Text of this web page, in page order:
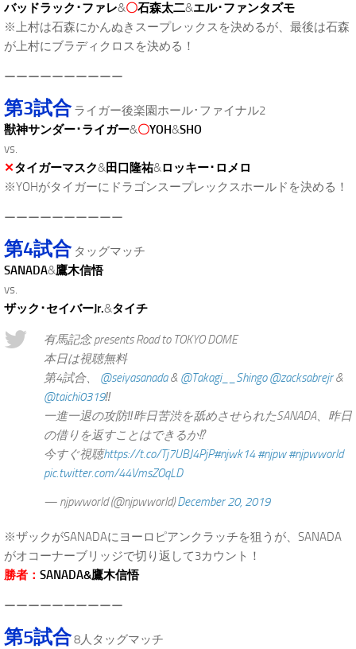
バッドラック･ファレ&〇石森太二&エル･ファンタズモ
※上村は石森にかんぬきスープレックスを決めるが、最後は石森
が上村にブラディクロスを決める！
ーーーーーーーーーー
第3試合ライガー後楽園ホール･ファイナル2
獣神サンダー･ライガー&〇YOH&SHO
vs.
✕タイガーマスク&田口隆祐&ロッキー･ロメロ
※YOHがタイガーにドラゴンスープレックスホールドを決める！
ーーーーーーーーーー
第4試合タッグマッチ
SANADA&鷹木信悟
vs.
ザック･セイバーJr.&タイチ
有馬記念 presents Road to TOKYO DOME
本日は視聴無料
第4試合、 @seiyasanada& @Takagi__Shingo @zacksabrejr&
@taichi0319‼️
一進一退の攻防‼️昨日苦渋を舐めさせられたSANADA、昨日
の借りを返すことはできるか⁉️
今すぐ視聴https://t.co/Tj7UBJ4PjP#njwk14 #njpw #njpwworld
pic.twitter.com/44VmsZOqLD
— njpwworld (@njpwworld)December 20, 2019
※ザックがSANADAにヨーロピアンクラッチを狙うが、SANADA
がオコーナーブリッジで切り返して3カウント！
勝者： SANADA&鷹木信悟
ーーーーーーーーーー
第5試合8人タッグマッチ